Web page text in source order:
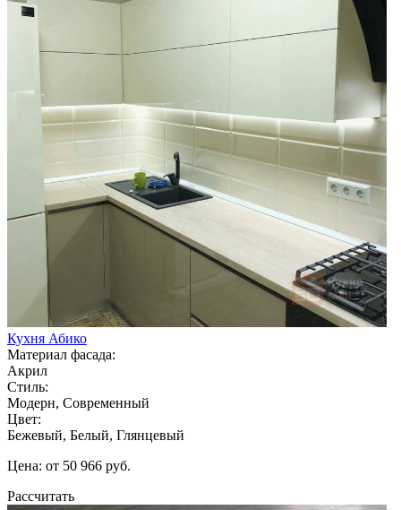
Кухня Абико
Материал фасада:
Акрил
Стиль:
Модерн, Современный
Цвет:
Бежевый, Белый, Глянцевый
Цена: от 50 966 руб.
Рассчитать